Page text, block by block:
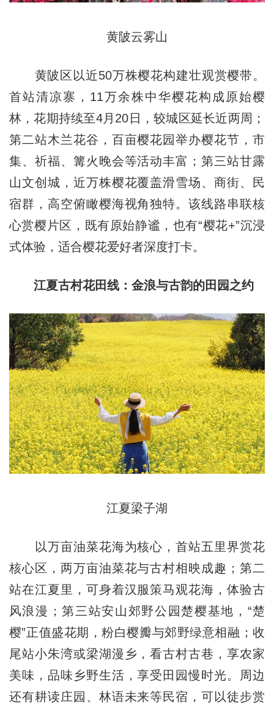
黄陂云雾山
黄陂区以近50万株樱花构建壮观赏樱带。
首站清凉寨，11万余株中华樱花构成原始樱
林，花期持续至4月20日，较城区延长近两周；
第二站木兰花谷，百亩樱花园举办樱花节，市
集、祈福、篝火晚会等活动丰富；第三站甘露
山文创城，近万株樱花覆盖滑雪场、商街、民
宿群，高空俯瞰樱海视角独特。该线路串联核
心赏樱片区，既有原始静谧，也有“樱花+”沉浸
式体验，适合樱花爱好者深度打卡。
江夏古村花田线：金浪与古韵的田园之约
江夏梁子湖
以万亩油菜花海为核心，首站五里界赏花
核心区，两万亩油菜花与古村相映成趣；第二
站在江夏里，可身着汉服策马观花海，体验古
风浪漫；第三站安山郊野公园楚樱基地，“楚
樱”正值盛花期，粉白樱瓣与郊野绿意相融；收
尾站小朱湾或梁湖漫乡，看古村古巷，享农家
美味，品味乡野生活，享受田园慢时光。周边
还有耕读庄园、林语未来等民宿，可以徒步赏